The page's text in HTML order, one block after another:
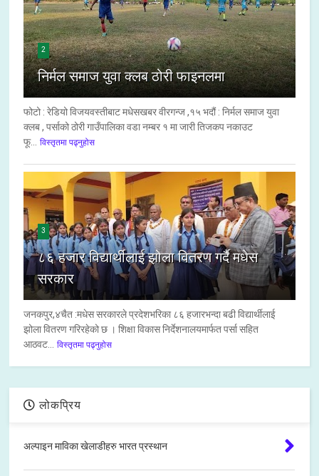
2
निर्मल समाज युवा क्लब ठोरी फाइनलमा
फोटो : रेडियो विजयवस्तीबाट मधेसखबर वीरगन्ज ,१५ भदौं : निर्मल समाज युवा
क्लब , पर्साको ठोरी गाउँपालिका वडा नम्बर १ मा जारी तिजकप नकाउट
फू...
विस्तृतमा पढ्नुहोस
3
८६ हजार विद्यार्थीलाई झोला वितरण गर्दै मधेस
सरकार
जनकपुर,४चैत :मधेस सरकारले प्रदेशभरिका ८६ हजारभन्दा बढी विद्यार्थीलाई
झोला वितरण गरिरहेको छ । शिक्षा विकास निर्देशनालयमार्फत पर्सा सहित
आठवट...
विस्तृतमा पढ्नुहोस
लोकप्रिय
अल्पाइन माविका खेलाडीहरु भारत प्रस्थान